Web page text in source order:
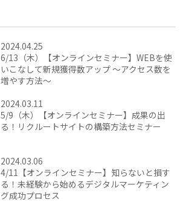
2024.04.25
6/13（木）【オンラインセミナー】WEBを使
いこなして新規獲得数アップ ～アクセス数を
増やす方法～
2024.03.11
5/9（木）【オンラインセミナー】成果の出
る！リクルートサイトの構築方法セミナー
2024.03.06
4/11【オンラインセミナー】知らないと損す
る！未経験から始めるデジタルマーケティン
グ成功プロセス